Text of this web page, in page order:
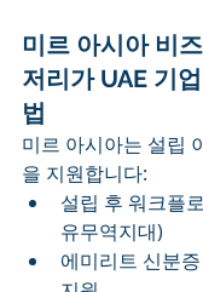
미르 아시아 비
저리가 UAE 기
법
미르 아시아는 설립
을 지원합니다:
설립 후 워크플
유무역지대)
에미리트 신분